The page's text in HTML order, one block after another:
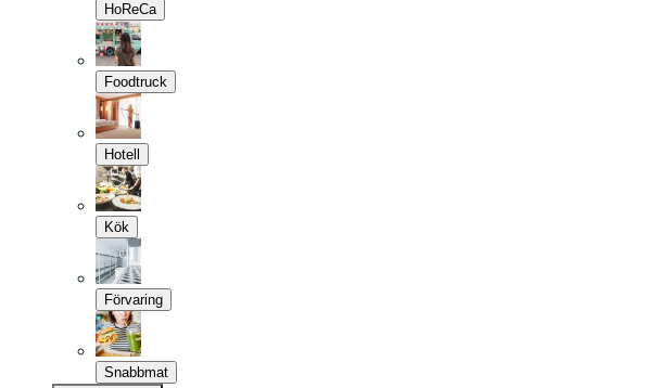
HoReCa
Foodtruck
Hotell
Kök
Förvaring
Snabbmat